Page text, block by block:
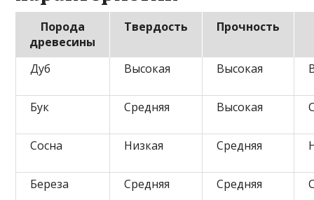
Порода
древесины
Твердость Прочность
Дуб Высокая Высокая
Бук Средняя Высокая
Сосна Низкая Средняя
Береза Средняя Средняя